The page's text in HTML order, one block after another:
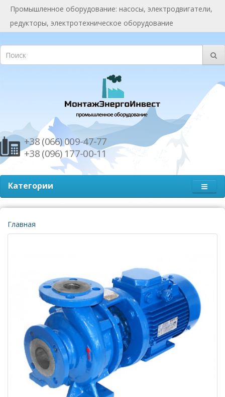
Промышленное оборудование: насосы, электродвигатели,
редукторы, электротехническое оборудование
+38 (066) 009-47-77
+38 (096) 177-00-11
Категории
Главная